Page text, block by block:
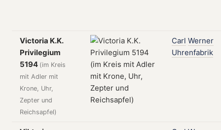
Victoria K.K.
Privilegium
5194 (im Kreis
mit Adler mit
Krone, Uhr,
Zepter und
Reichsapfel)
Carl Werner
Uhrenfabrik